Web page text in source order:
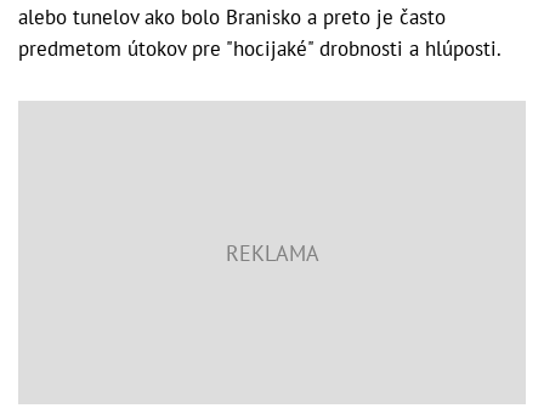
alebo tunelov ako bolo Branisko a preto je často
predmetom útokov pre "hocijaké" drobnosti a hlúposti.